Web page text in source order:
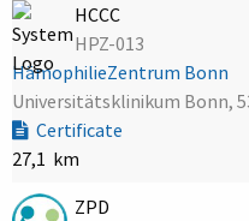
HCCC
HPZ-013
HämophilieZentrum Bonn
Universitätsklinikum Bonn,
Certificate
27,1 km
ZPD